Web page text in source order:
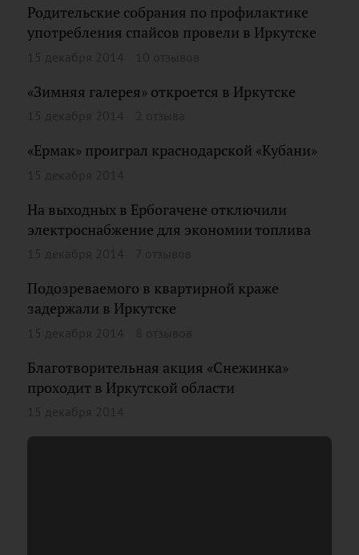
Родительские собрания по профилактике
употребления спайсов провели в Иркутске
«Зимняя галерея» откроется в Иркутске
«Ермак» проиграл краснодарской «Кубани»
На выходных в Ербогачене отключили
электроснабжение для экономии топлива
Подозреваемого в квартирной краже
задержали в Иркутске
Благотворительная акция «Снежинка»
проходит в Иркутской области